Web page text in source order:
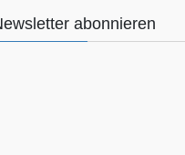
abonnieren